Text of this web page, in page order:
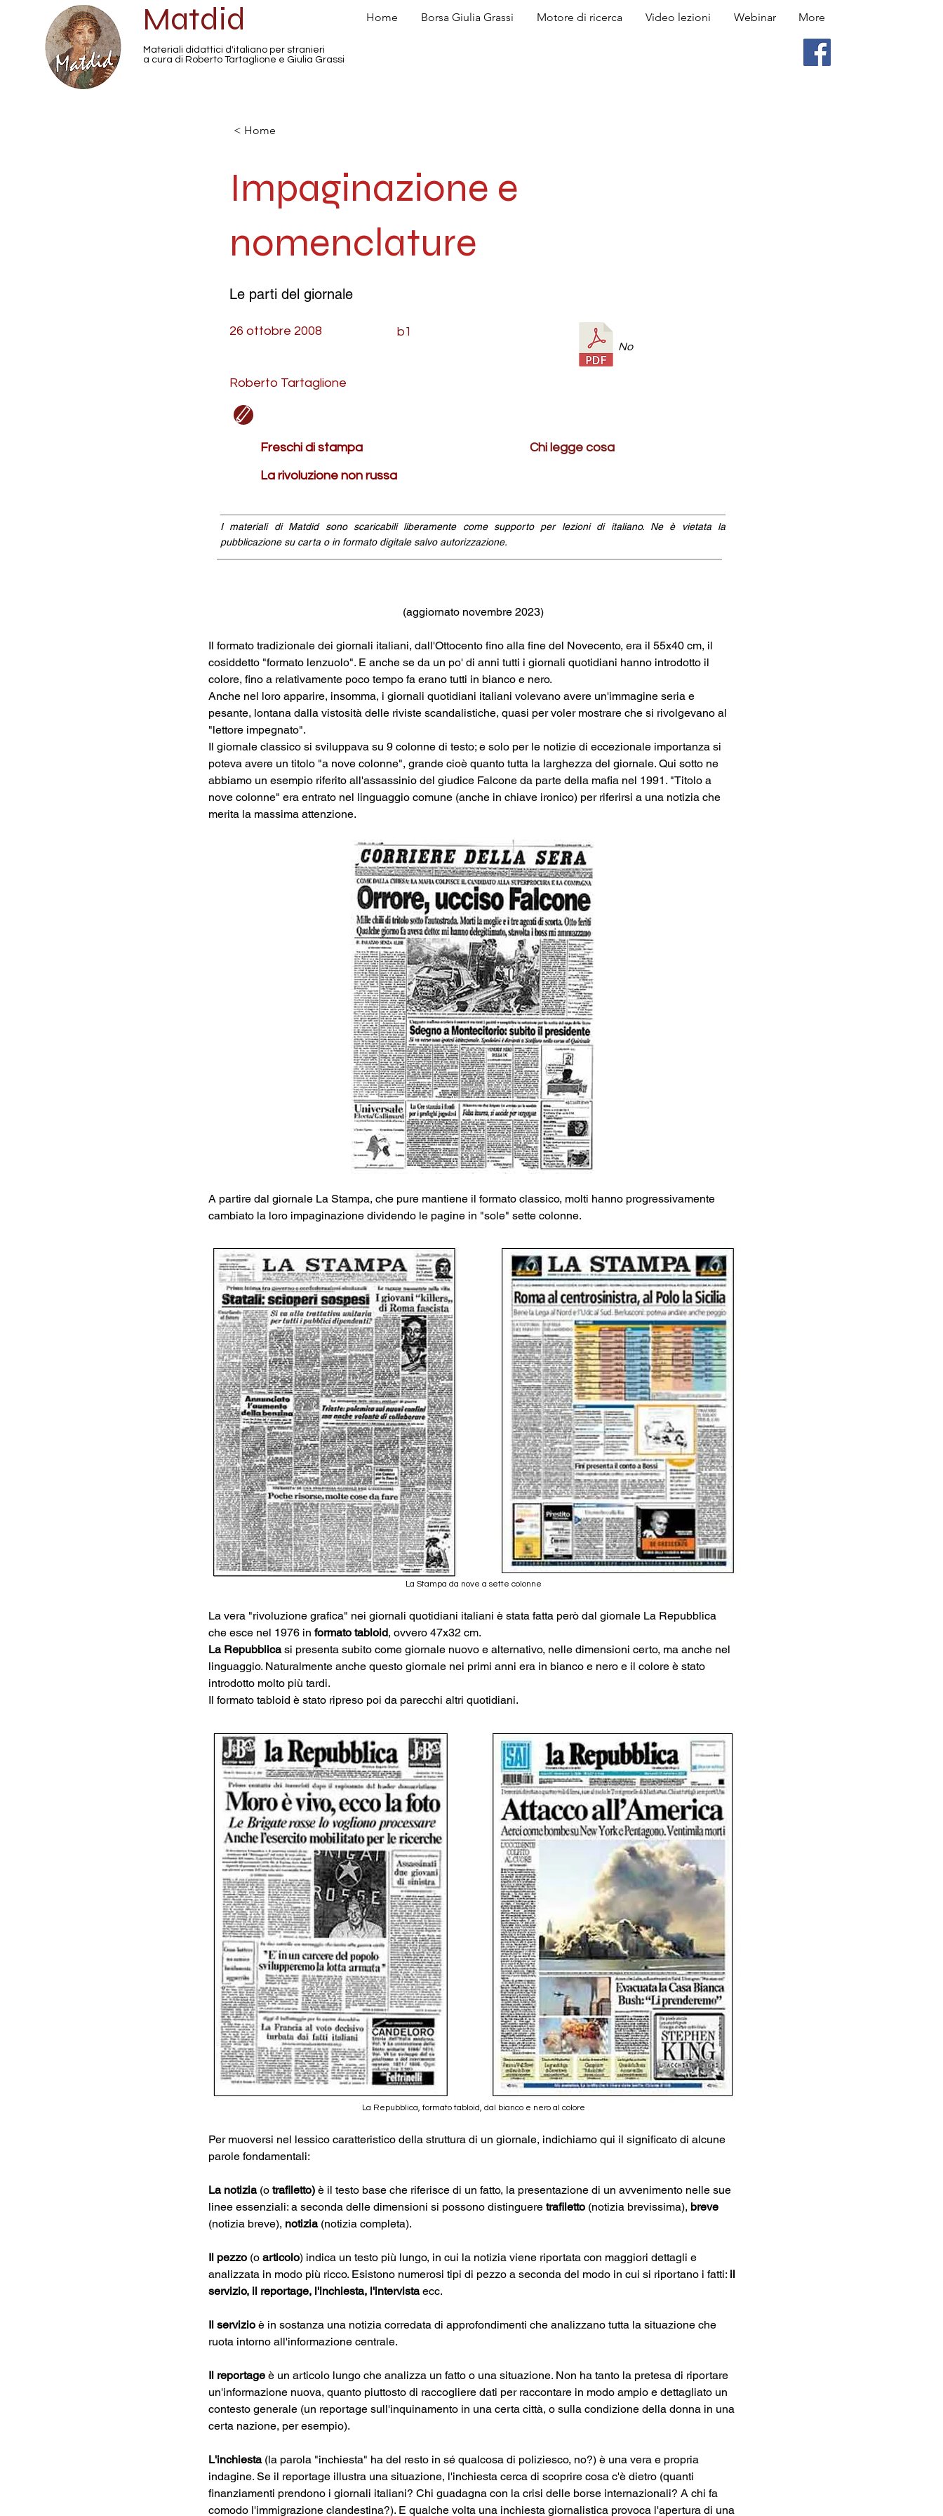
Matdid
Materiali didattici d'italiano per stranieri
a cura di Roberto Tartaglione e Giulia Grassi
Home Borsa Giulia Grassi Motore di ricerca Video lezioni Webinar More
< Home
Impaginazione e
nomenclature
Le parti del giornale
26 ottobre 2008 b1
Roberto Tartaglione
No
Freschi di stampa
La rivoluzione non russa
Chi legge cosa
I materiali di Matdid sono scaricabili liberamente come supporto per lezioni di italiano. Ne è vietata la
pubblicazione su carta o in formato digitale salvo autorizzazione.
(aggiornato novembre 2023)
Il formato tradizionale dei giornali italiani, dall'Ottocento fino alla fine del Novecento, era il 55x40 cm, il
cosiddetto "formato lenzuolo". E anche se da un po' di anni tutti i giornali quotidiani hanno introdotto il
colore, fino a relativamente poco tempo fa erano tutti in bianco e nero.
Anche nel loro apparire, insomma, i giornali quotidiani italiani volevano avere un'immagine seria e
pesante, lontana dalla vistosità delle riviste scandalistiche, quasi per voler mostrare che si rivolgevano al
"lettore impegnato".
Il giornale classico si sviluppava su 9 colonne di testo; e solo per le notizie di eccezionale importanza si
poteva avere un titolo "a nove colonne", grande cioè quanto tutta la larghezza del giornale. Qui sotto ne
abbiamo un esempio riferito all'assassinio del giudice Falcone da parte della mafia nel 1991. "Titolo a
nove colonne" era entrato nel linguaggio comune (anche in chiave ironico) per riferirsi a una notizia che
merita la massima attenzione.
A partire dal giornale La Stampa, che pure mantiene il formato classico, molti hanno progressivamente
cambiato la loro impaginazione dividendo le pagine in "sole" sette colonne.
La Stampa da nove a sette colonne
La vera "rivoluzione grafica" nei giornali quotidiani italiani è stata fatta però dal giornale La Repubblica
che esce nel 1976 in formato tabloid, ovvero 47x32 cm.
La Repubblica si presenta subito come giornale nuovo e alternativo, nelle dimensioni certo, ma anche nel
linguaggio. Naturalmente anche questo giornale nei primi anni era in bianco e nero e il colore è stato
introdotto molto più tardi.
Il formato tabloid è stato ripreso poi da parecchi altri quotidiani.
La Repubblica, formato tabloid, dal bianco e nero al colore
Per muoversi nel lessico caratteristico della struttura di un giornale, indichiamo qui il significato di alcune
parole fondamentali:
La notizia (o trafiletto) è il testo base che riferisce di un fatto, la presentazione di un avvenimento nelle sue
linee essenziali: a seconda delle dimensioni si possono distinguere trafiletto (notizia brevissima), breve
(notizia breve), notizia (notizia completa).
Il pezzo (o articolo) indica un testo più lungo, in cui la notizia viene riportata con maggiori dettagli e
analizzata in modo più ricco. Esistono numerosi tipi di pezzo a seconda del modo in cui si riportano i fatti: il
servizio, il reportage, l'inchiesta, l'intervista ecc.
Il servizio è in sostanza una notizia corredata di approfondimenti che analizzano tutta la situazione che
ruota intorno all'informazione centrale.
Il reportage è un articolo lungo che analizza un fatto o una situazione. Non ha tanto la pretesa di riportare
un'informazione nuova, quanto piuttosto di raccogliere dati per raccontare in modo ampio e dettagliato un
contesto generale (un reportage sull'inquinamento in una certa città, o sulla condizione della donna in una
certa nazione, per esempio).
L'inchiesta (la parola "inchiesta" ha del resto in sé qualcosa di poliziesco, no?) è una vera e propria
indagine. Se il reportage illustra una situazione, l'inchiesta cerca di scoprire cosa c'è dietro (quanti
finanziamenti prendono i giornali italiani? Chi guadagna con la crisi delle borse internazionali? A chi fa
comodo l'immigrazione clandestina?). E qualche volta una inchiesta giornalistica provoca l'apertura di una